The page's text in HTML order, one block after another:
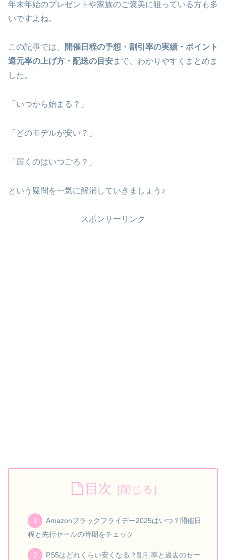
年末年始のプレゼントや家族のご褒美に狙っている方も多
いですよね。
この記事では、
開催日程の予想・割引率の実績・ポイント
還元率の上げ方・配送の目安まで、わかりやすくまとめま
した。
「いつから始まる？」
「どのモデルが安い？」
「届くのはいつごろ？」
という疑問を一気に解消していきましょう♪
スポンサーリンク
目次
Amazonブラックフライデー2025はいつ？開催日
程と先行セールの時期をチェック
PS5はどれくらい安くなる？割引率と過去のセー